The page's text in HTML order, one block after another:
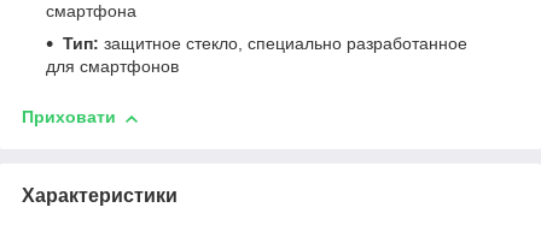
смартфона
Тип: защитное стекло, специально разработанное
для смартфонов
Приховати
Характеристики